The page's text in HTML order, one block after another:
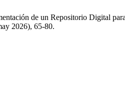
de un Repositorio Digital
2026), 65-80.